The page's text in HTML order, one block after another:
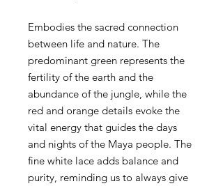
Embodies the sacred connection
between life and nature. The
predominant green represents the
fertility of the earth and the
abundance of the jungle, while the
red and orange details evoke the
vital energy that guides the days
and nights of the Maya people. The
fine white lace adds balance and
purity, reminding us to always give